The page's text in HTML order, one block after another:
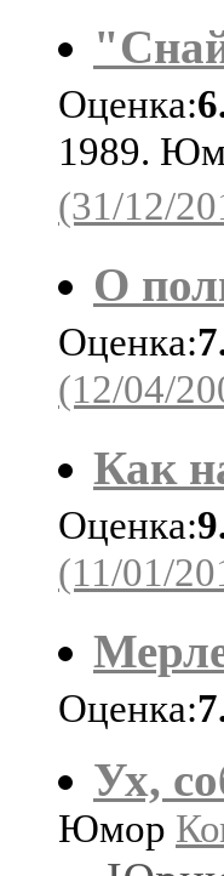
Оценка:
1989.
(31/12/
О
Оценка:
(12/04/
Как
Оценка:
(11/01/
Оценка:
Ух,
Юмор